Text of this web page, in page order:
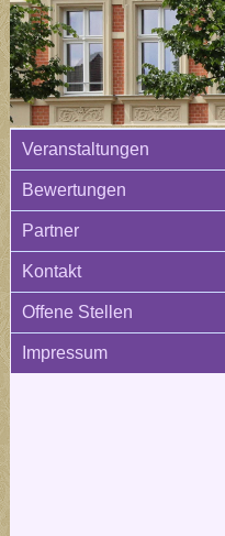
Veranstaltungen
Bewertungen
Partner
Kontakt
Offene Stellen
Impressum